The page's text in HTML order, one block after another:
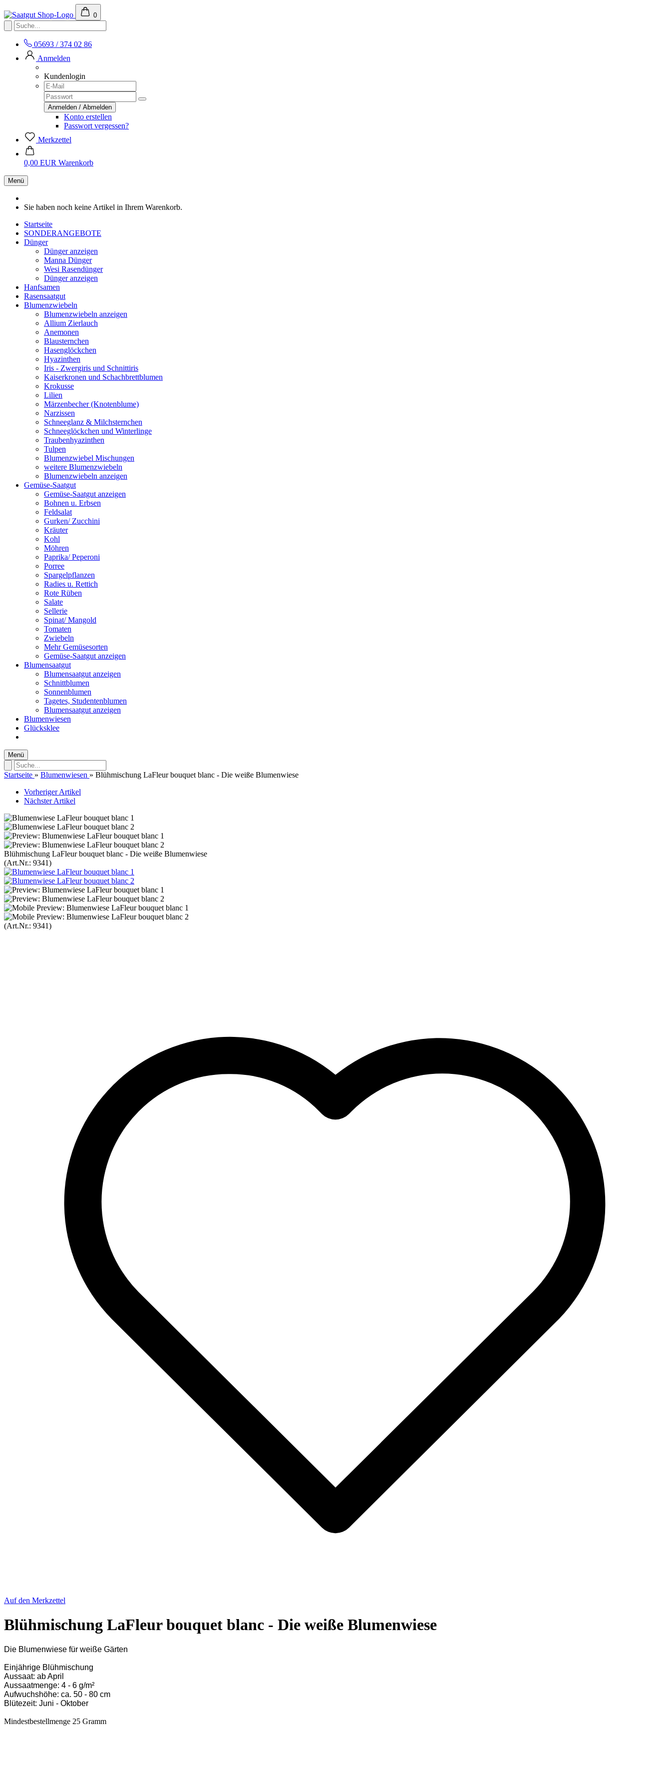
0
05693 / 374 02 86
Anmelden
Kundenlogin
Konto erstellen
Passwort vergessen?
Merkzettel
0,00 EUR Warenkorb
Menü
Sie haben noch keine Artikel in Ihrem Warenkorb.
Startseite
SONDERANGEBOTE
Dünger
Dünger anzeigen
Manna Dünger
Wesi Rasendünger
Dünger anzeigen
Hanfsamen
Rasensaatgut
Blumenzwiebeln
Blumenzwiebeln anzeigen
Allium Zierlauch
Anemonen
Blausternchen
Hasenglöckchen
Hyazinthen
Iris - Zwergiris und Schnittiris
Kaiserkronen und Schachbrettblumen
Krokusse
Lilien
Märzenbecher (Knotenblume)
Narzissen
Schneeglanz & Milchsternchen
Schneeglöckchen und Winterlinge
Traubenhyazinthen
Tulpen
Blumenzwiebel Mischungen
weitere Blumenzwiebeln
Blumenzwiebeln anzeigen
Gemüse-Saatgut
Gemüse-Saatgut anzeigen
Bohnen u. Erbsen
Feldsalat
Gurken/ Zucchini
Kräuter
Kohl
Möhren
Paprika/ Peperoni
Porree
Spargelpflanzen
Radies u. Rettich
Rote Rüben
Salate
Sellerie
Spinat/ Mangold
Tomaten
Zwiebeln
Mehr Gemüsesorten
Gemüse-Saatgut anzeigen
Blumensaatgut
Blumensaatgut anzeigen
Schnittblumen
Sonnenblumen
Tagetes, Studentenblumen
Blumensaatgut anzeigen
Blumenwiesen
Glücksklee
Menü
Startseite » Blumenwiesen » Blühmischung LaFleur bouquet blanc - Die weiße Blumenwiese
Vorheriger Artikel
Nächster Artikel
Blühmischung LaFleur bouquet blanc - Die weiße Blumenwiese
(Art.Nr.: 9341)
(Art.Nr.: 9341)
Auf den Merkzettel
Blühmischung LaFleur bouquet blanc - Die weiße Blumenwiese
Die Blumenwiese für weiße Gärten
Einjährige Blühmischung
Aussaat: ab April
Aussaatmenge: 4 - 6 g/m²
Aufwuchshöhe: ca. 50 - 80 cm
Blütezeit: Juni - Oktober
Mindestbestellmenge 25 Gramm